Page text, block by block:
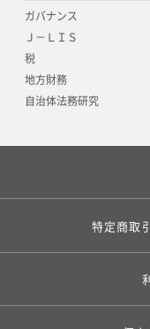
ガバナンス
Ｊ－ＬＩＳ
税
地方財務
自治体法務研究
特定商取